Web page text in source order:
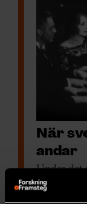
När
andar
Under det
sitt intåg i